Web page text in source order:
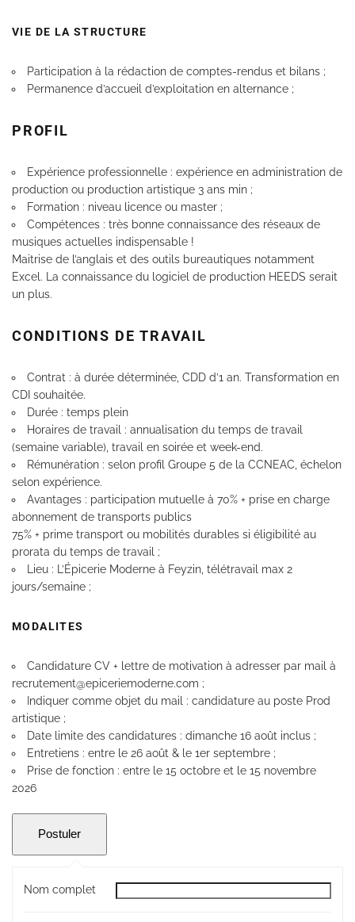
VIE DE LA STRUCTURE
Participation à la rédaction de comptes-rendus et bilans ;
Permanence d’accueil d’exploitation en alternance ;
PROFIL
Expérience professionnelle : expérience en administration de
production ou production artistique 3 ans min ;
Formation : niveau licence ou master ;
Compétences : très bonne connaissance des réseaux de
musiques actuelles indispensable !
Maitrise de l’anglais et des outils bureautiques notamment
Excel. La connaissance du logiciel de production HEEDS serait
un plus.
CONDITIONS DE TRAVAIL
Contrat : à durée déterminée, CDD d’1 an. Transformation en
CDI souhaitée.
Durée : temps plein
Horaires de travail : annualisation du temps de travail
(semaine variable), travail en soirée et week-end.
Rémunération : selon profil Groupe 5 de la CCNEAC, échelon
selon expérience.
Avantages : participation mutuelle à 70% + prise en charge
abonnement de transports publics
75% + prime transport ou mobilités durables si éligibilité au
prorata du temps de travail ;
Lieu : L’Épicerie Moderne à Feyzin, télétravail max 2
jours/semaine ;
MODALITES
Candidature CV + lettre de motivation à adresser par mail à
recrutement@epiceriemoderne.com ;
Indiquer comme objet du mail : candidature au poste Prod
artistique ;
Date limite des candidatures : dimanche 16 août inclus ;
Entretiens : entre le 26 août & le 1er septembre ;
Prise de fonction : entre le 15 octobre et le 15 novembre
2026
Nom complet